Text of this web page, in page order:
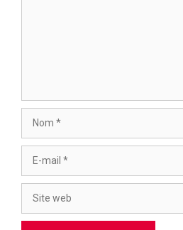
mail
web